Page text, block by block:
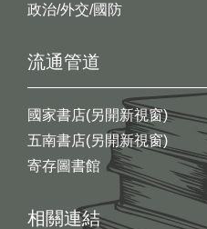
政治/外交/國防
流通管道
國家書店(另開新視窗)
五南書店(另開新視窗)
寄存圖書館
相關連結